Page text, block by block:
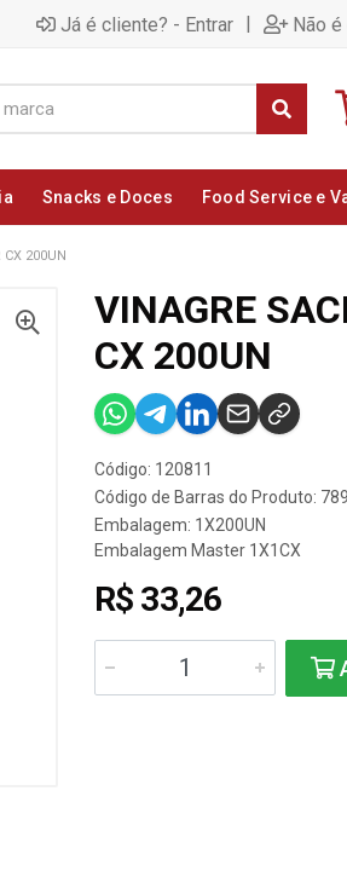
Já é cliente? - Entrar | Não
Snacks e Doces Food Service e
CX 200UN
VINAGRE
CX 200UN
Código: 120811
Código de Barras do Produto:
Embalagem: 1X200UN
Embalagem Master 1X1CX
R$ 33,26